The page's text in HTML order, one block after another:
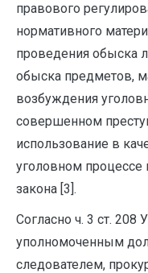
правового
нормативного
проведения обыска
обыска предметов,
возбуждения
совершенном
использование в
уголовном процессе
закона [3].
Согласно ч. 3 ст.
уполномоченным
следователем,